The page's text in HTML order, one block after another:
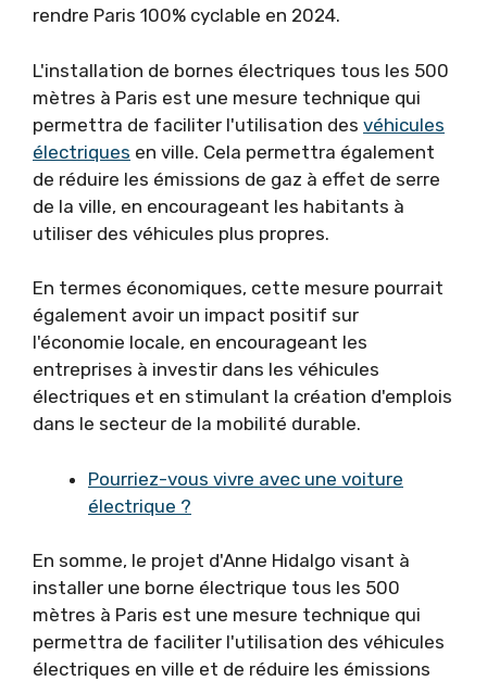
rendre Paris 100% cyclable en 2024.
L'installation de bornes électriques tous les 500
mètres à Paris est une mesure technique qui
permettra de faciliter l'utilisation des véhicules
électriques en ville. Cela permettra également
de réduire les émissions de gaz à effet de serre
de la ville, en encourageant les habitants à
utiliser des véhicules plus propres.
En termes économiques, cette mesure pourrait
également avoir un impact positif sur
l'économie locale, en encourageant les
entreprises à investir dans les véhicules
électriques et en stimulant la création d'emplois
dans le secteur de la mobilité durable.
Pourriez-vous vivre avec une voiture
électrique ?
En somme, le projet d'Anne Hidalgo visant à
installer une borne électrique tous les 500
mètres à Paris est une mesure technique qui
permettra de faciliter l'utilisation des véhicules
électriques en ville et de réduire les émissions